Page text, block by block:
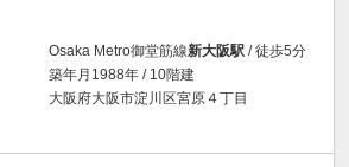
Osaka Metro御堂筋線新大阪駅 / 徒歩5分
築年月1988年 / 10階建
大阪府大阪市淀川区宮原４丁目